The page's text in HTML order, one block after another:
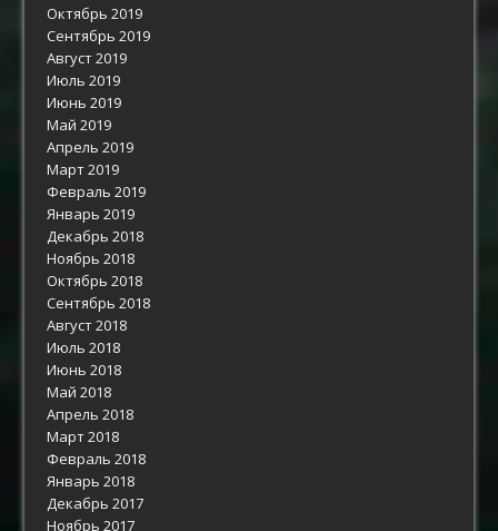
Октябрь 2019
Сентябрь 2019
Август 2019
Июль 2019
Июнь 2019
Май 2019
Апрель 2019
Март 2019
Февраль 2019
Январь 2019
Декабрь 2018
Ноябрь 2018
Октябрь 2018
Сентябрь 2018
Август 2018
Июль 2018
Июнь 2018
Май 2018
Апрель 2018
Март 2018
Февраль 2018
Январь 2018
Декабрь 2017
Ноябрь 2017